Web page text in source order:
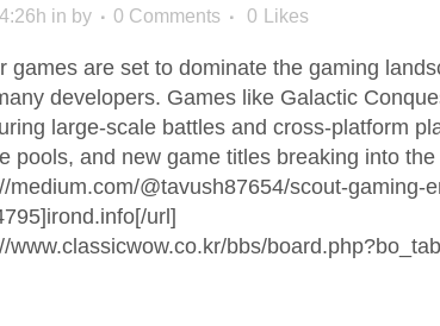
in by 0 Comments 0 Likes
games are set to dominate the gaming
developers. Games like Galactic
large-scale battles and cross-platform
pools, and new game titles breaking into
medium.com/@tavush87654/scout-
url]
www.classicwow.co.kr/bbs/